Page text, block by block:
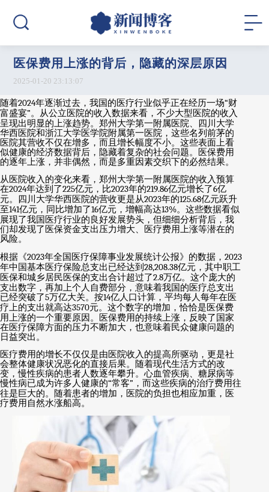
医保费用上涨的背后，隐藏的深层原因
2025-01-20 23:13:07
随着2024年逐渐过去，我国的医疗行业似乎正在经历一场“财
富盛宴”。从公立医院的收入数据来看，不少大型医院的收入
呈现出明显的上涨趋势。郑州大学第一附属医院、四川大学
华西医院和浙江大学医学院附属第一医院，这些名列前茅的
医院其营收不仅在增多，而且增长幅度不小。这些表面上看
似健康的经济数据背后，隐藏着复杂的社会问题。医保费用
的逐年上涨，并非偶然，而是多重因素交织下的必然结果。
从医院收入的变化来看，郑州大学第一附属医院的收入预算
在2024年达到了225亿元，比2023年的219.86亿元增长了6亿
元。四川大学华西医院的营收更是从2023年的125.68亿元跃升
至141亿元，同比增加了16亿元，增幅高达13%。这些数据看似
展现了我国医疗行业的良好发展势头，但细细分析背后，我
们却发现了医保资金支出压力增大、医疗费用上涨等潜在的
风险。
根据《2023年全国医疗保障事业发展统计公报》的数据， 2023
年中国基本医疗保险总支出已经达到 28,208.38亿元，其中职工
医保和城乡居民医保的支出合计超过了2.8万亿。这个庞大的
支出数字，再加上个人自费部分，意味着我国的医疗总支出
已经突破了5万亿大关。按14亿人口计算，平均每人每年在医
疗上的支出就高达3570元。这个数字的增加，恰恰是医保费
用上涨的一个重要原因。医保费用的持续上涨，反映了国家
在医疗保障方面的压力不断加大，也意味着民众健康问题的
日益突出。
医疗费用的增长不仅仅是由医院收入的提高所驱动，更是社
会整体健康状况恶化的直接后果。随着现代生活方式的改
变，慢性疾病的患者人数逐年攀升。心血管疾病、糖尿病等
慢性病已成为许多人健康的“常客” ，而这些疾病的治疗费用往
往是巨大的。随着患者的增加，医院的负担也相应加重，医
疗费用自然水涨船高。